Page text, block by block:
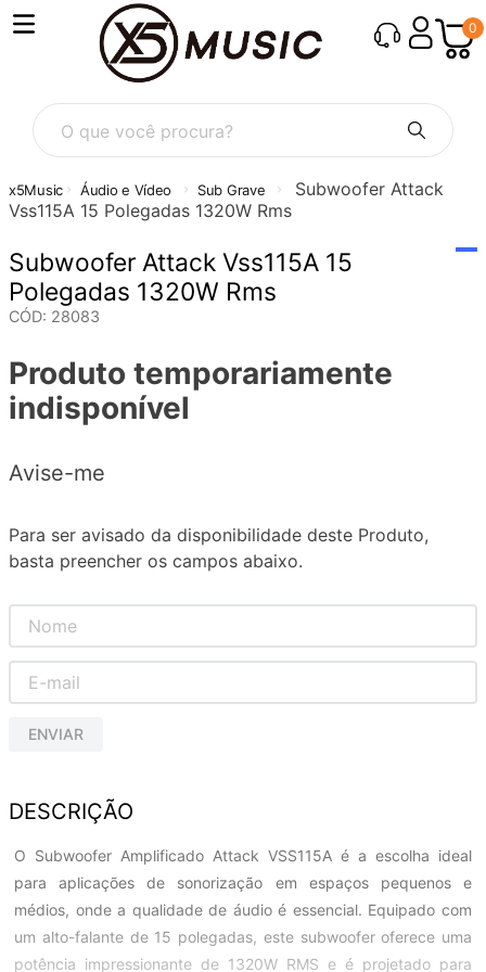
0
O que você procura?
Áudio e Vídeo Sub Grave
Subwoofer Attack
Vss115A 15 Polegadas 1320W Rms
Subwoofer Attack Vss115A 15
Polegadas 1320W Rms
CÓD: 28083
Produto temporariamente
indisponível
Avise-me
Para ser avisado da disponibilidade deste Produto,
basta preencher os campos abaixo.
ENVIAR
DESCRIÇÃO
O Subwoofer Amplificado Attack VSS115A é a escolha ideal
para aplicações de sonorização em espaços pequenos e
médios, onde a qualidade de áudio é essencial. Equipado com
um alto-falante de 15 polegadas, este subwoofer oferece uma
potência impressionante de 1320W RMS e é projetado para